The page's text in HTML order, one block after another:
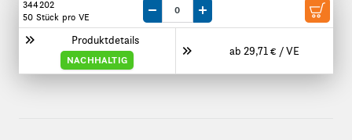
344202
50 Stück pro VE
Produktdetails
NACHHALTIG
ab 29,71 € / VE
Menge um eine VE reduzieren
Menge um eine VE erhöhen